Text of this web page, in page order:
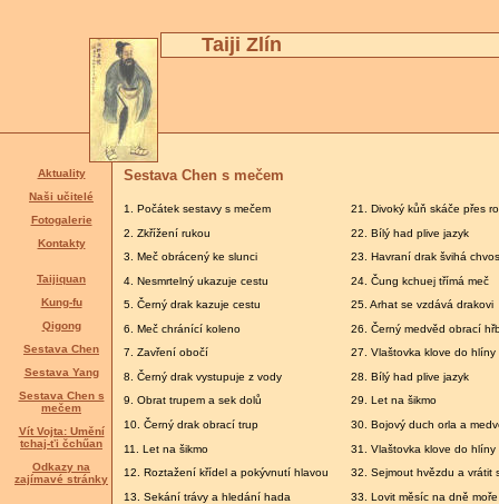
Taiji Zlín
Aktuality
Naši učitelé
Fotogalerie
Kontakty
Taijiquan
Kung-fu
Qigong
Sestava Chen
Sestava Yang
Sestava Chen s
mečem
Vít Vojta: Umění
tchaj-ťi čchűan
Odkazy na
zajímavé stránky
Sestava Chen s mečem
1. Počátek sestavy s mečem
2. Zkřížení rukou
3. Meč obrácený ke slunci
4. Nesmrtelný ukazuje cestu
5. Černý drak kazuje cestu
6. Meč chránící koleno
7. Zavření obočí
8. Černý drak vystupuje z vody
9. Obrat trupem a sek dolů
10. Černý drak obrací trup
11. Let na šikmo
12. Roztažení křídel a pokývnutí hlavou
13. Sekání trávy a hledání hada
21. Divoký kůň skáče přes
22. Bílý had plive jazyk
23. Havraní drak švihá
24. Čung kchuej třímá meč
25. Arhat se vzdává drakovi
26. Černý medvěd obrací
27. Vlaštovka klove do hlíny
28. Bílý had plive jazyk
29. Let na šikmo
30. Bojový duch orla a
31. Vlaštovka klove do hlíny
32. Sejmout hvězdu a vrátit
33. Lovit měsíc na dně moře